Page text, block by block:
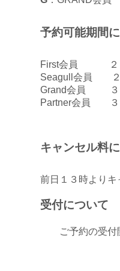
予約可能期間
First会員 ２０
Seagull会員 ２
Grand会員 ３０
Partner会員 ３
キャンセル料
前日１３時よりキ
受付について
ご予約の受付開